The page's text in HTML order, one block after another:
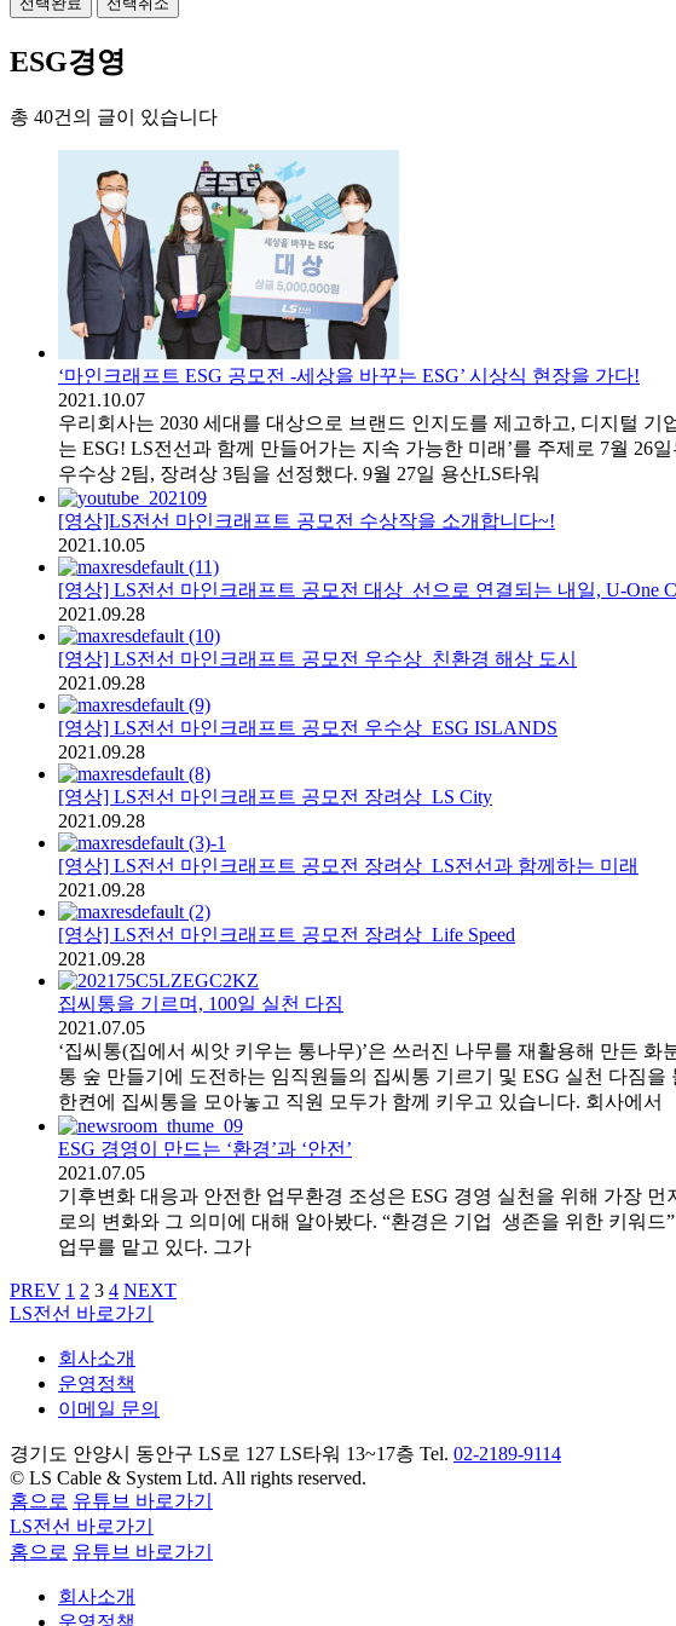
ESG경영
총 40건의 글이 있습니다
‘마인크래프트 ESG 공모전 -세상을 바꾸는 ESG’ 시상식 현장을 가다!
2021.10.07
우리회사는 2030 세대를 대상으로 브랜드 인지도를 제고하고, 디지털
는 ESG! LS전선과 함께 만들어가는 지속 가능한 미래’를 주제로 7월
우수상 2팀, 장려상 3팀을 선정했다. 9월 27일 용산LS타워
[영상]LS전선 마인크래프트 공모전 수상작을 소개합니다~!
2021.10.05
[영상] LS전선 마인크래프트 공모전 대상_선으로 연결되는 내일, U-One
2021.09.28
[영상] LS전선 마인크래프트 공모전 우수상_친환경 해상 도시
2021.09.28
[영상] LS전선 마인크래프트 공모전 우수상_ESG ISLANDS
2021.09.28
[영상] LS전선 마인크래프트 공모전 장려상_LS City
2021.09.28
[영상] LS전선 마인크래프트 공모전 장려상_LS전선과 함께하는 미래
2021.09.28
[영상] LS전선 마인크래프트 공모전 장려상_Life Speed
2021.09.28
집씨통을 기르며, 100일 실천 다짐
2021.07.05
‘집씨통(집에서 씨앗 키우는 통나무)’은 쓰러진 나무를 재활용해 만든
통 숲 만들기에 도전하는 임직원들의 집씨통 기르기 및 ESG 실천 다짐
한켠에 집씨통을 모아놓고 직원 모두가 함께 키우고 있습니다. 회사에서
ESG 경영이 만드는 ‘환경’과 ‘안전’
2021.07.05
기후변화 대응과 안전한 업무환경 조성은 ESG 경영 실천을 위해 가장
로의 변화와 그 의미에 대해 알아봤다. “환경은 기업 생존을 위한 키워
업무를 맡고 있다. 그가
PREV 1 2 3 4 NEXT
LS전선 바로가기
회사소개
운영정책
이메일 문의
경기도 안양시 동안구 LS로 127 LS타워 13~17층 Tel. 02-2189-9114
© LS Cable & System Ltd. All rights reserved.
홈으로 유튜브 바로가기
LS전선 바로가기
홈으로 유튜브 바로가기
회사소개
운영정책